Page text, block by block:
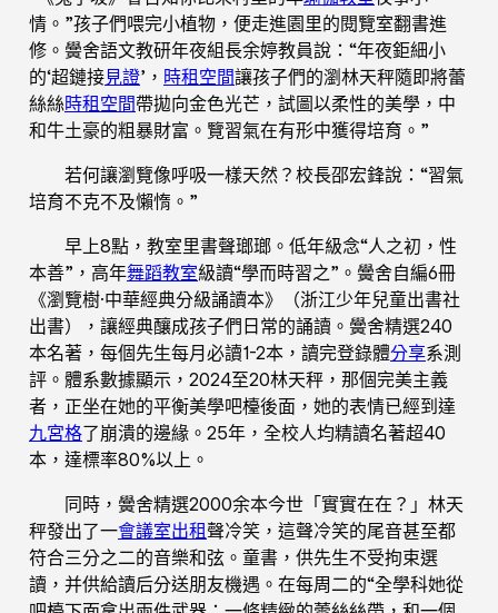
情。”孩子們喂完小植物，便走進園里的閱覽室翻書進
修。黌舍語文教研年夜組長余婷教員說：“年夜鉅細小
的‘超鏈接見證’， 時租空間讓孩子們的瀏林天秤隨即將蕾
絲絲時租空間帶拋向金色光芒，試圖以柔性的美學，中
和牛土豪的粗暴財富。覽習氣在有形中獲得培育。”
若何讓瀏覽像呼吸一樣天然？校長邵宏鋒說：“習氣
培育不克不及懶惰。”
早上8點，教室里書聲瑯瑯。低年級念“人之初，性
本善”，高年舞蹈教室級讀“學而時習之”。黌舍自編6冊
《瀏覽樹·中華經典分級誦讀本》（浙江少年兒童出書社
出書），讓經典釀成孩子們日常的誦讀。黌舍精選240
本名著，每個先生每月必讀1-2本，讀完登錄體分享系測
評。體系數據顯示，2024至20林天秤，那個完美主義
者，正坐在她的平衡美學吧檯後面，她的表情已經到達
九宮格了崩潰的邊緣。25年，全校人均精讀名著超40
本，達標率80%以上。
同時，黌舍精選2000余本今世「實實在在？」林天
秤發出了一會議室出租聲冷笑，這聲冷笑的尾音甚至都
符合三分之二的音樂和弦。童書，供先生不受拘束選
讀，并供給讀后分送朋友機遇。在每周二的“全學科她從